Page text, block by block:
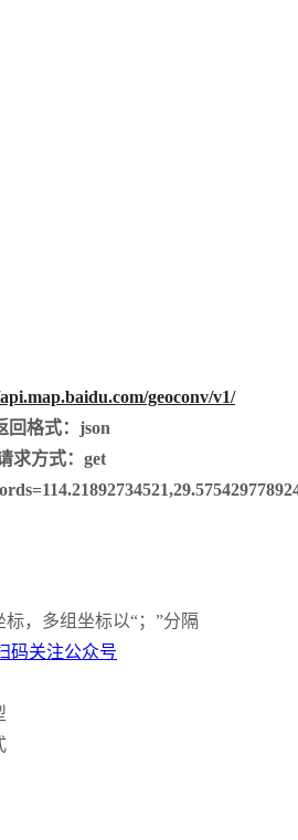
geoconv/v1/
回格式：json
求方式：get
标，多组坐标以“；”分隔
码关注公众号